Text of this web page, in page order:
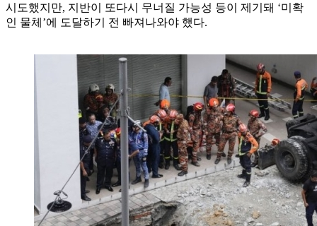
시도했지만, 지반이 또다시 무너질 가능성 등이 제기돼 ‘미확
인 물체’에 도달하기 전 빠져나와야 했다.